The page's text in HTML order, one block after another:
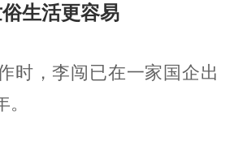
生活更容易
时，李闯已在一家国企出